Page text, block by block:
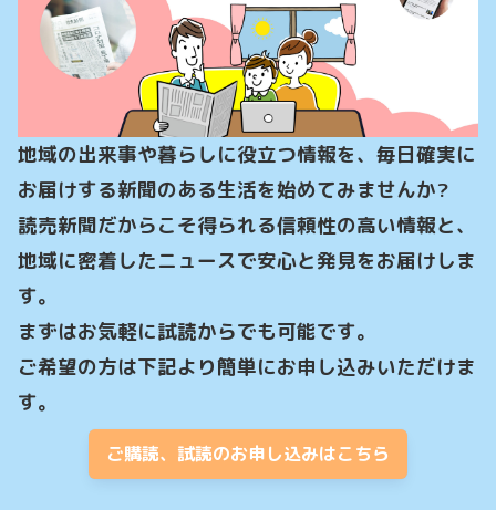
地域の出来事や暮らしに役立つ情報を、毎日確実に
お届けする新聞のある生活を始めてみませんか?
読売新聞だからこそ得られる信頼性の高い情報と、
地域に密着したニュースで安心と発見をお届けしま
す。
まずはお気軽に試読からでも可能です。
ご希望の方は下記より簡単にお申し込みいただけま
す。
ご購読、試読のお申し込みはこちら